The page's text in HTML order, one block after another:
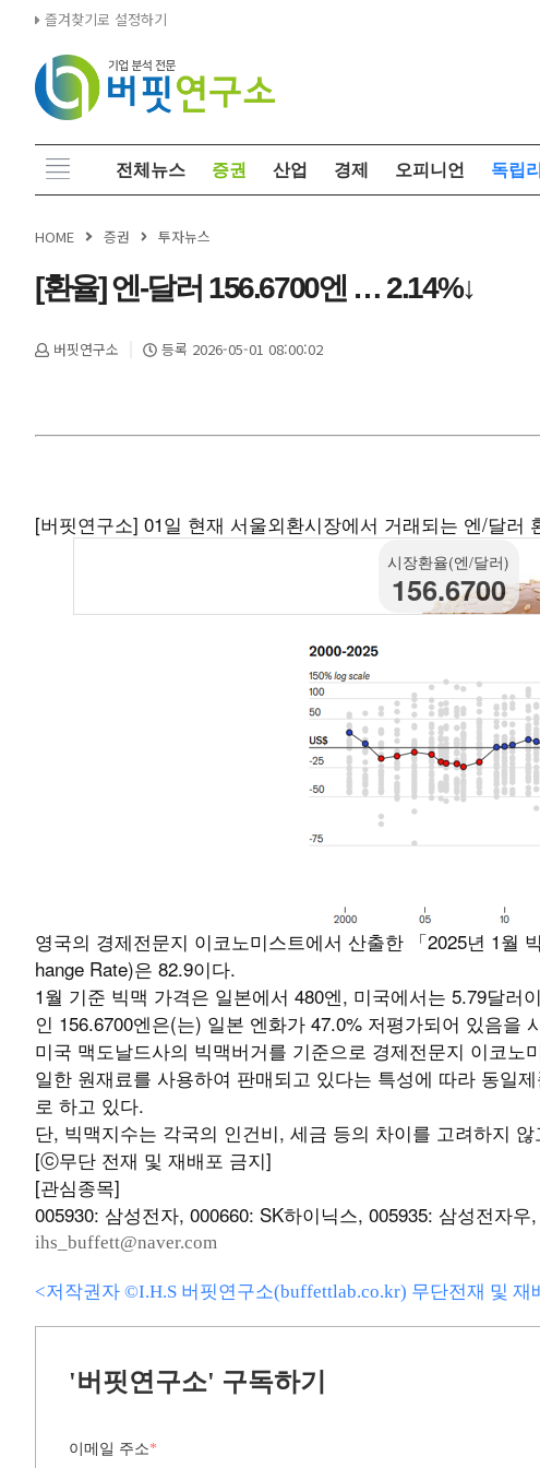
즐겨찾기로 설정하기
전체뉴스 증권 산업 경제 오피니언 독립
HOME 증권 투자뉴스
[환율] 엔-달러 156.6700엔 … 2.14%↓
버핏연구소 등록 2026-05-01 08:00:02
[버핏연구소] 01일 현재 서울외환시장에서 거래되는 엔/달러
시장환율(엔/달러)
156.6700
영국의 경제전문지 이코노미스트에서 산출한 「2025년 1월
hange Rate)은 82.9이다.
1월 기준 빅맥 가격은 일본에서 480엔, 미국에서는 5.79달
인 156.6700엔은(는) 일본 엔화가 47.0% 저평가되어 있음을
미국 맥도날드사의 빅맥버거를 기준으로 경제전문지 이코
일한 원재료를 사용하여 판매되고 있다는 특성에 따라 동일
로 하고 있다.
단, 빅맥지수는 각국의 인건비, 세금 등의 차이를 고려하지
[ⓒ무단 전재 및 재배포 금지]
[관심종목]
005930: 삼성전자, 000660: SK하이닉스, 005935: 삼성전자
ihs_buffett@naver.com
<저작권자 ©I.H.S 버핏연구소(buffettlab.co.kr) 무단전재 및 재
'버핏연구소' 구독하기
이메일 주소*